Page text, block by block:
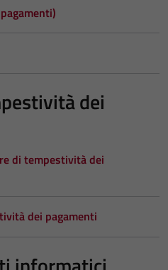
dei
di tempestività dei
dei pagamenti